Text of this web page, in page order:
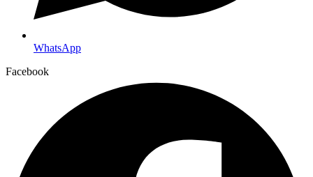
WhatsApp
Facebook